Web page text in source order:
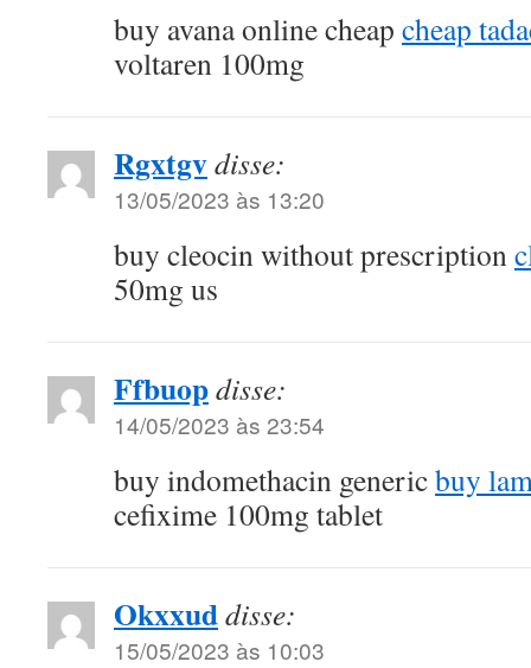
buy avana online cheap cheap
voltaren 100mg
Rgxtgvdisse:
13/05/2023 às 13:20
buy cleocin without prescription
50mg us
Ffbuopdisse:
14/05/2023 às 23:54
buy indomethacin genericbuy
cefixime 100mg tablet
Okxxuddisse:
15/05/2023 às 10:03